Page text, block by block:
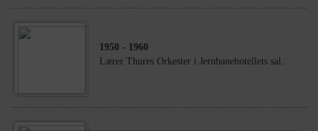
1950 - 1960
Lærer Thures Orkester i Jernbanehotellets sal.